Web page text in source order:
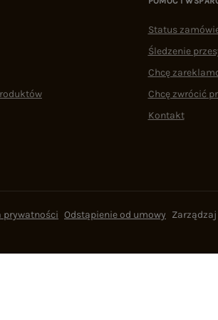
Status
Śledzenie
Chcę
Chcę zwrócić
Kontakt
prywatności Odstąpienie od umowy